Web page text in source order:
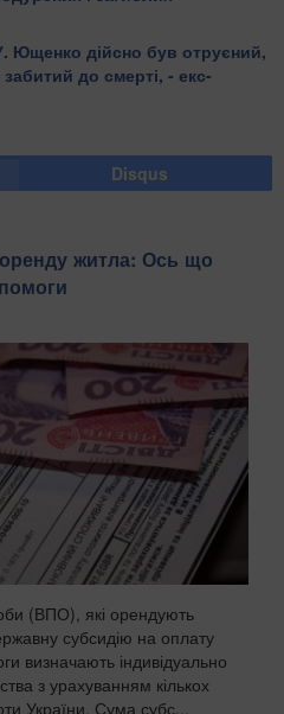
Ющенко дійсно був отруєний,
до смерті, - екс-
Disqus
житла: Ось що
(ВПО), які орендують
субсидію на оплату
визначають індивідуально
з урахуванням кількох
України. Сума субс...